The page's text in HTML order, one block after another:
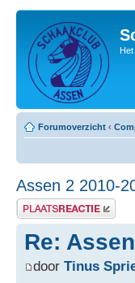
Het
Forumoverzicht ‹
Assen 2 2010-
Plaats een reactie
Re:
door Tinus